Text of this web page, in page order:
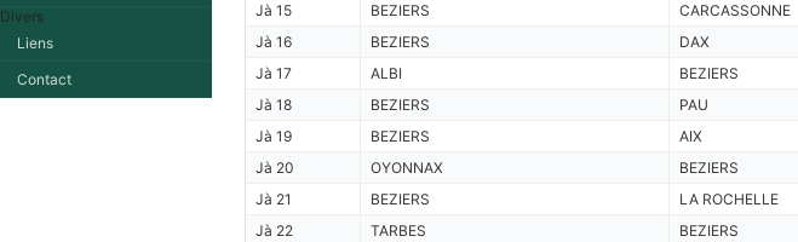
Divers
Liens
Contact
Jà 15
BEZIERS CARCASSONNE
Jà 16
BEZIERS DAX
Jà 17
ALBI BEZIERS
Jà 18
BEZIERS PAU
Jà 19
BEZIERS AIX
Jà 20
OYONNAX BEZIERS
Jà 21
BEZIERS LA ROCHELLE
Jà 22
TARBES BEZIERS